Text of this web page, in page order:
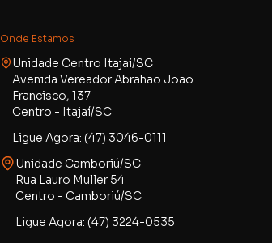
Onde Estamos
Unidade Centro Itajaí/SC
Avenida Vereador Abrahão João
Francisco, 137
Centro - Itajaí/SC
Ligue Agora: (47) 3046-0111
Unidade Camboriú/SC
Rua Lauro Muller 54
Centro - Camboriú/SC
Ligue Agora: (47) 3224-0535